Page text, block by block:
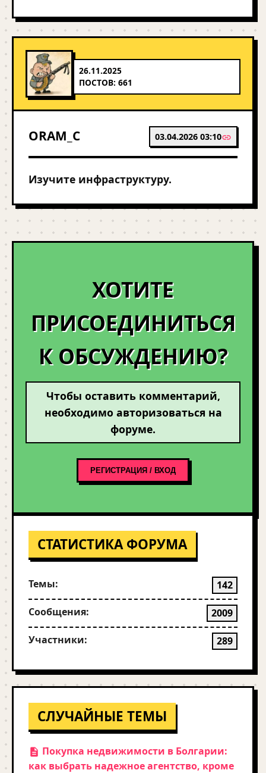
26.11.2025
ПОСТОВ: 661
ORAM_C 03.04.2026 03:10
Изучите инфраструктуру.
ХОТИТЕ
ПРИСОЕДИНИТЬСЯ
К ОБСУЖДЕНИЮ?
Чтобы оставить комментарий,
необходимо авторизоваться на
форуме.
РЕГИСТРАЦИЯ / ВХОД
СТАТИСТИКА ФОРУМА
Темы: 142
Сообщения: 2009
Участники: 289
СЛУЧАЙНЫЕ ТЕМЫ
Покупка недвижимости в Болгарии:
как выбрать надежное агентство, кроме